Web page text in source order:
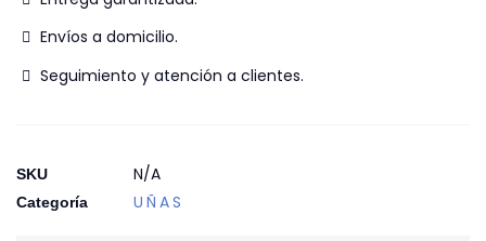
Envíos a domicilio.
Seguimiento y atención a clientes.
SKU N/A
Categoría UÑAS